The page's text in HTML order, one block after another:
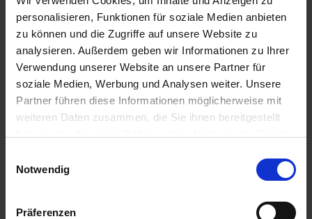
personalisieren, Funktionen für soziale Medien anbieten
zu können und die Zugriffe auf unsere Website zu
analysieren. Außerdem geben wir Informationen zu Ihrer
Verwendung unserer Website an unsere Partner für
soziale Medien, Werbung und Analysen weiter. Unsere
Partner führen diese Informationen möglicherweise mit
weiteren Daten zusammen, die Sie ihnen bereitgestellt
Notwendig
Präferenzen
SY Floretta
Artikel-Nr.: 53436-03-cfg
Ähnliche Produkte